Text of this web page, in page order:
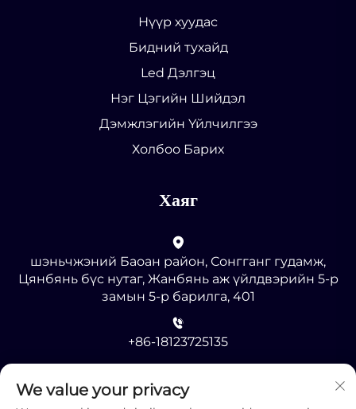
Нүүр хуудас
Бидний тухайд
Led Дэлгэц
Нэг Цэгийн Шийдэл
Дэмжлэгийн Үйлчилгээ
Холбоо Барих
Хаяг
шэньчжэний Баоан район, Сонгганг гудамж,
Цянбянь бүс нутаг, Жанбянь аж үйлдвэрийн 5-р
замын 5-р барилга, 401
+86-18123725135
[email protected]
We value your privacy